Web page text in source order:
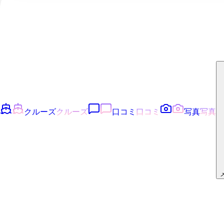
クルーズクルーズ 口コミ 口コミ 写真写真